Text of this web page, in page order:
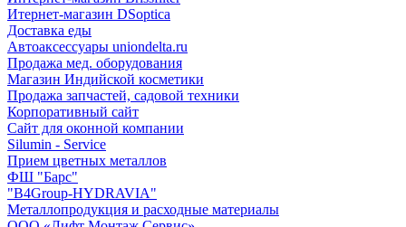
Итернет-магазин DSoptica
Доставка еды
Автоаксессуары uniondelta.ru
Продажа мед. оборудования
Магазин Индийской косметики
Продажа запчастей, садовой техники
Корпоративный сайт
Сайт для оконной компании
Silumin - Service
Прием цветных металлов
ФШ "Барс"
"B4Group-HYDRAVIA"
Металлопродукция и расходные материалы